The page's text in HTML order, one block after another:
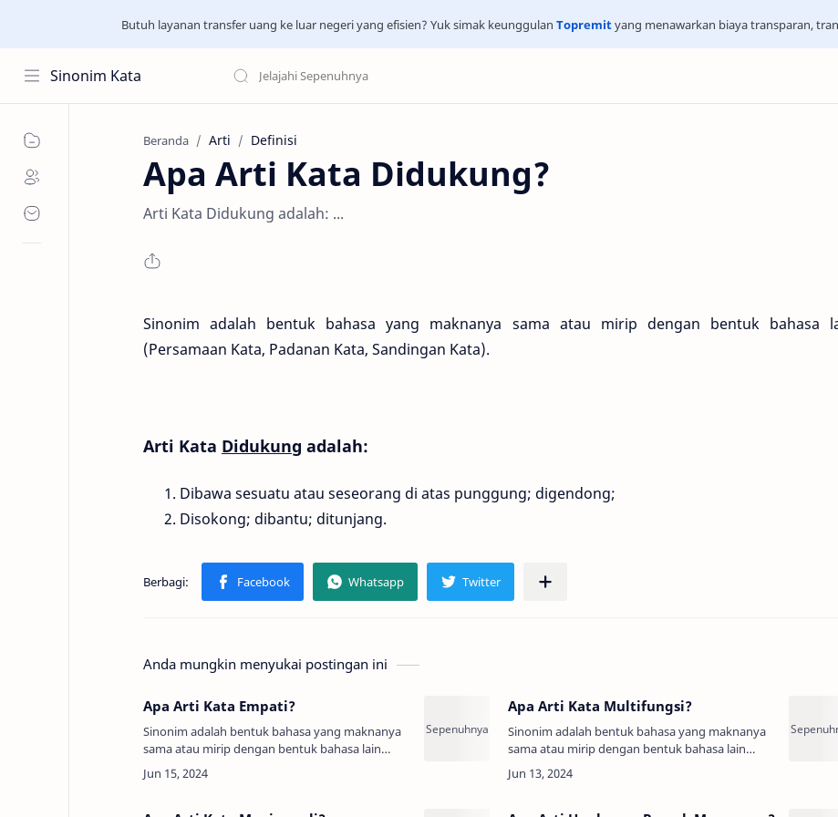
Butuh layanan transfer uang ke luar negeri yang efisien? Yuk simak keunggulan Topremityang menawarkan biaya transparan,
Sinonim Kata
Beranda Arti Definisi
Apa Arti Kata Didukung?
Arti Kata Didukung adalah: ...
Sinonim adalah bentuk bahasa yang maknanya sama atau mirip dengan bentuk bahasa
(Persamaan Kata, Padanan Kata, Sandingan Kata).
Arti Kata Didukung adalah:
Dibawa sesuatu atau seseorang di atas punggung; digendong;
Disokong; dibantu; ditunjang.
Anda mungkin menyukai postingan ini
Apa Arti Kata Empati?
Sinonim adalah bentuk bahasa yang maknanya
sama atau mirip dengan bentuk bahasa lain
(Persamaan Kata, Padanan Kata, Sandingan
Kata). Arti Kata Empati adalah:Kea…
Apa Arti Kata Multifungsi?
Sinonim adalah bentuk bahasa yang maknanya
sama atau mirip dengan bentuk bahasa lain
(Persamaan Kata, Padanan Kata, Sandingan
Kata).Arti Kata Multifungsi adalah:Mempunyai